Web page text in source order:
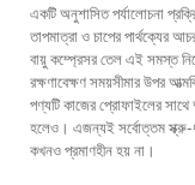
একটি অনুশাসিত পর্যালোচনা
তাপমাত্রা ও চাপের পার্থক্যের
বায়ু কম্প্রেসর তেল এই সমস্ত
রক্ষণাবেক্ষণ সময়সীমার উপর
পণ্যটি কাজের প্রোফাইলের
হলেও। এজন্যই সর্বোত্তম স্ক্রু-
কখনও প্রমাণহীন হয় না।